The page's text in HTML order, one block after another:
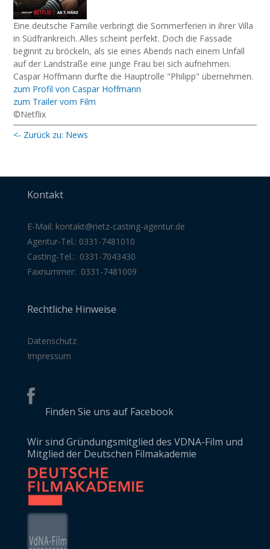
Eine deutsche Familie verbringt die Sommerferien in ihrer Villa
in Südfrankreich. Alles scheint perfekt. Doch die Fassade
beginnt zu bröckeln, als sie eines Abends nach einem Unfall
auf der Landstraße eine junge Frau bei sich aufnehmen. ⁠ ⁠
Caspar Hoffmann durfte die Hauptrolle "Philipp" übernehmen.⁠
zum Profil von Caspar Hoffmann
zum Trailer vom Film
©Netflix
<- Zurück zu: News
Kontakt
E-Mail: kontakt@rietz-casting-agentur.de
Agentur-Tel.: 0331-7481010
Casting-Tel.: 0331-7043430
Faxnummer: 0331-7481009
Rechtliche Hinweise
Datenschutz
Impressum
Finden Sie uns auf Facebook
Wir sind Gründungsmitglied des VDNA-Film und
Mitglied der Deutschen Filmakademie